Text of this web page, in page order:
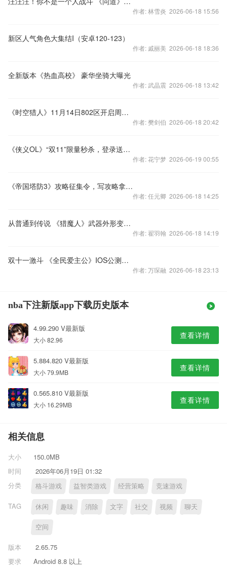
作者: 林雪炎 2026-06-18 15:56
新区人气角色大集结I（安卓120-123）
作者: 戚丽美 2026-06-18 18:36
全新版本《热血高校》 豪华坐骑大曝光
作者: 武晶震 2026-06-18 13:42
《时空猎人》11月14日802区开启周年庆烟花狂欢
作者: 樊剑伯 2026-06-18 20:42
《侠义OL》“双11”限量秒杀，登录送好礼
作者: 花宁梦 2026-06-19 00:55
《帝国塔防3》攻略征集令，写攻略拿实物大奖
作者: 任元卿 2026-06-18 14:25
从普通到传说 《猎魔人》武器外形变化鉴赏
作者: 翟羽翰 2026-06-18 14:19
双十一激斗 《全民爱主公》IOS公测首发关注度飙升
作者: 万琛融 2026-06-18 23:13
nba下注新版app下载历史版本
4.99.290 V最新版
大小 82.96 查看详情
5.884.820 V最新版
大小 79.9MB 查看详情
0.565.810 V最新版
大小 16.29MB 查看详情
相关信息
大小
150.0MB
时间
2026年06月19日 01:32
分类
格斗游戏 益智类游戏 经营策略 竞速游戏
TAG 休闲 趣味 消除 文字 社交 视频 聊天
空间
版本
2.65.75
要求
Android 8.8 以上